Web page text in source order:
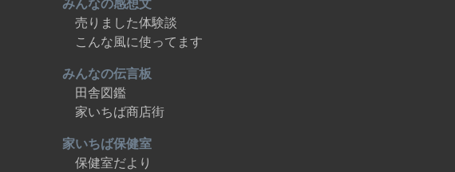
売りました体験談
こんな風に使ってます
みんなの伝言板
田舎図鑑
家いちば商店街
家いちば保健室
保健室だより